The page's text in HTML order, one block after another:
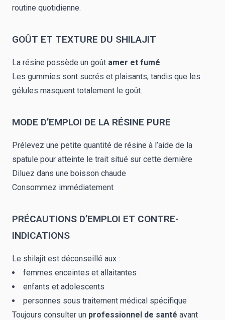
routine quotidienne.
GOÛT ET TEXTURE DU SHILAJIT
La résine possède un goût amer et fumé.
Les gummies sont sucrés et plaisants, tandis que les
gélules masquent totalement le goût.
MODE D’EMPLOI DE LA RÉSINE PURE
Prélevez une petite quantité de résine à l’aide de la
spatule pour atteinte le trait situé sur cette dernière
Diluez dans une boisson chaude
Consommez immédiatement
PRÉCAUTIONS D’EMPLOI ET CONTRE-
INDICATIONS
Le shilajit est déconseillé aux :
femmes enceintes et allaitantes
enfants et adolescents
personnes sous traitement médical spécifique
Toujours consulter un professionnel de santé avant